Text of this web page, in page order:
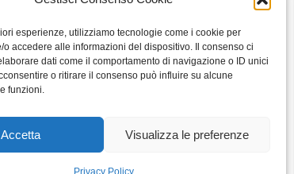
esperienze, utilizziamo tecnologie come i cookie per
o accedere alle informazioni del dispositivo. Il consenso ci
dati come il comportamento di navigazione o ID unici
o ritirare il consenso può influire su alcune
funzioni.
Accetta Visualizza le preferenze
Privacy Policy
information up to date and correct, we make no
products, services, or related graphics
risk.